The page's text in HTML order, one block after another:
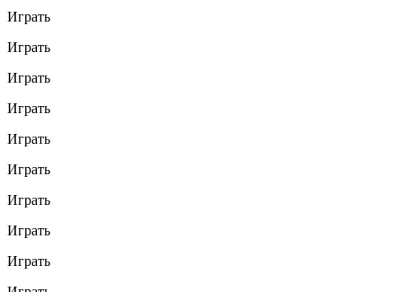
Играть
Играть
Играть
Играть
Играть
Играть
Играть
Играть
Играть